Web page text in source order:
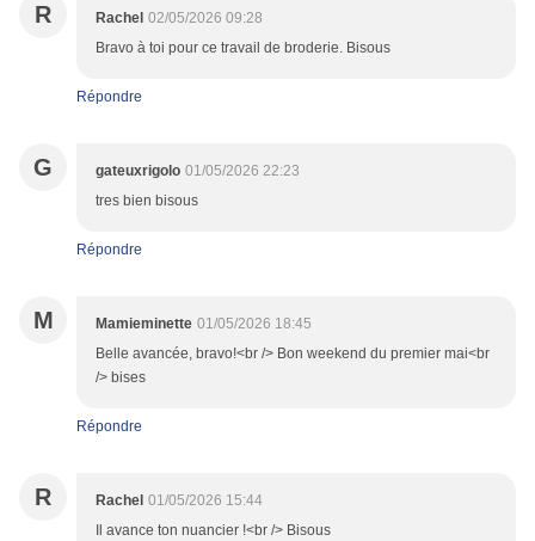
R Rachel 02/05/2026 09:28
Bravo à toi pour ce travail de broderie. Bisous
Répondre
G gateuxrigolo 01/05/2026 22:23
tres bien bisous
Répondre
M Mamieminette 01/05/2026 18:45
Belle avancée, bravo!<br /> Bon weekend du premier mai<br
/> bises
Répondre
R Rachel 01/05/2026 15:44
Il avance ton nuancier !<br /> Bisous